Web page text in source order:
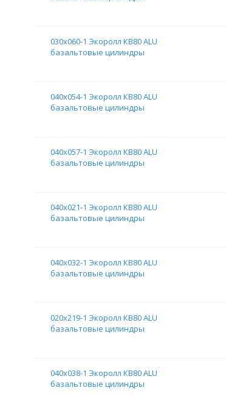
030х060-1 Экоролл КВ80 ALU
базальтовые цилиндры
040х054-1 Экоролл КВ80 ALU
базальтовые цилиндры
040х057-1 Экоролл КВ80 ALU
базальтовые цилиндры
040х021-1 Экоролл КВ80 ALU
базальтовые цилиндры
040х032-1 Экоролл КВ80 ALU
базальтовые цилиндры
020х219-1 Экоролл КВ80 ALU
базальтовые цилиндры
040х038-1 Экоролл КВ80 ALU
базальтовые цилиндры